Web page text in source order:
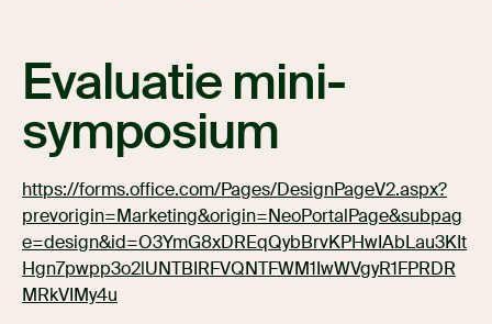
Evaluatie mini-
symposium
https://forms.office.com/Pages/DesignPageV2.aspx?
prevorigin=Marketing&origin=NeoPortalPage&subpag
e=design&id=O3YmG8xDREqQybBrvKPHwIAbLau3KIt
Hgn7pwpp3o2lUNTBIRFVQNTFWM1IwWVgyR1FPRDR
MRkVIMy4u